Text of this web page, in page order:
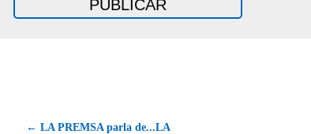
← LA PREMSA parla de...LA